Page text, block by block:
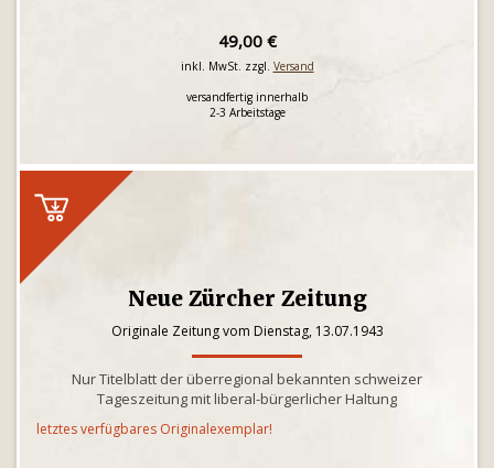
49,00 €
inkl. MwSt. zzgl. Versand
versandfertig innerhalb
2-3 Arbeitstage
Neue Zürcher Zeitung
Originale Zeitung vom Dienstag, 13.07.1943
Nur Titelblatt der überregional bekannten schweizer
Tageszeitung mit liberal-bürgerlicher Haltung
letztes verfügbares Originalexemplar!